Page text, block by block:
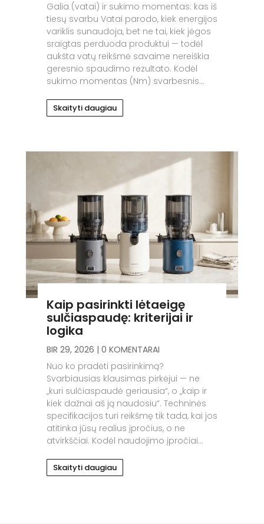
Galia (vatai) ir sukimo momentas: kas iš
tiesų svarbu Vatai parodo, kiek energijos
variklis sunaudoja, bet ne tai, kiek jėgos
sraigtas perduoda produktui — todėl
aukšta vatų reikšmė savaime nereiškia
geresnio spaudimo rezultato. Kodėl
sukimo momentas (Nm) svarbesnis...
Skaityti daugiau
Kaip pasirinkti lėtaeigę
sulčiaspaudę: kriterijai ir
logika
BIR 29, 2026 | 0 KOMENTARAI
Nuo ko pradėti pasirinkimą?
Svarbiausias klausimas pirkėjui — ne
„kuri sulčiaspaudė geriausia“, o „kaip ir
kiek dažnai aš ją naudosiu“. Techninės
specifikacijos turi reikšmę tik tada, kai jos
atitinka jūsų realius įpročius, o ne
atvirkščiai. Kodėl naudojimo įpročiai...
Skaityti daugiau